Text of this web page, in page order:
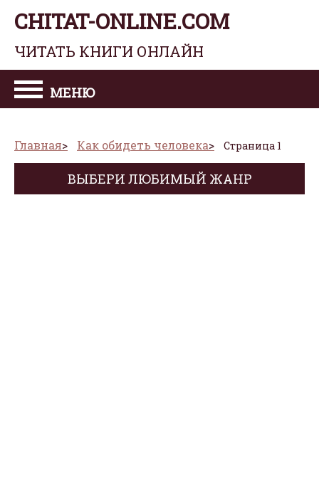
CHITAT-ONLINE.COM
ЧИТАТЬ КНИГИ ОНЛАЙН
МЕНЮ
Главная Как обидеть человека Страница 1
ВЫБЕРИ ЛЮБИМЫЙ ЖАНР